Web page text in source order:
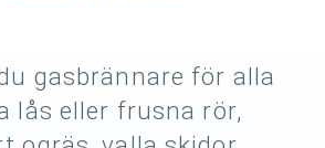
gasbrännare för alla
lås eller frusna rör,